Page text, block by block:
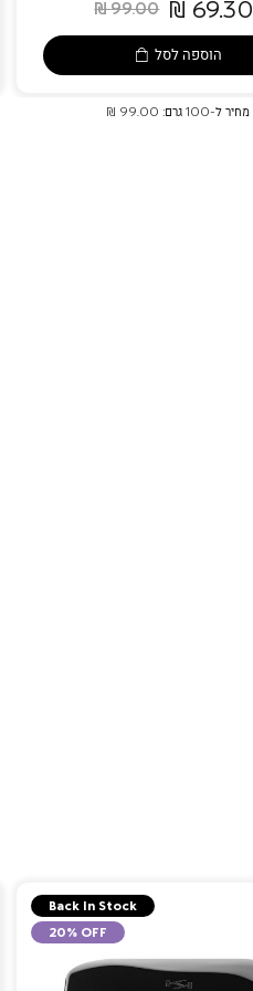
Variations
Mauve
Variations
Eyes
Profusion
Neutral
Tones
69.30 ₪
99.00 ₪
הוספה לסל
מחיר ל-100 גרם: 99.00 ₪
Back In Stock
20% OFF